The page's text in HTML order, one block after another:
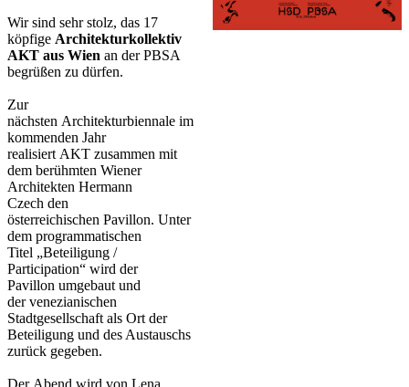
Wir sind sehr stolz, das 17
köpfige Architekturkollektiv
AKT aus Wien an der PBSA
begrüßen zu dürfen.
Zur
nächsten Architekturbiennale im
kommenden Jahr
realisiert AKT zusammen mit
dem berühmten Wiener
Architekten Hermann
Czech den
österreichischen Pavillon. Unter
dem programmatischen
Titel „Beteiligung /
Participation“ wird der
Pavillon umgebaut und
der venezianischen
Stadtgesellschaft als Ort der
Beteiligung und des Austauschs
zurück gegeben.
Der Abend wird von Lena